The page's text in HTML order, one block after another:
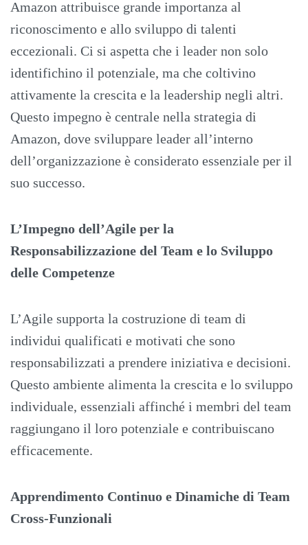
Amazon attribuisce grande importanza al
riconoscimento e allo sviluppo di talenti
eccezionali. Ci si aspetta che i leader non solo
identifichino il potenziale, ma che coltivino
attivamente la crescita e la leadership negli altri.
Questo impegno è centrale nella strategia di
Amazon, dove sviluppare leader all’interno
dell’organizzazione è considerato essenziale per il
suo successo.
L’Impegno dell’Agile per la
Responsabilizzazione del Team e lo Sviluppo
delle Competenze
L’Agile supporta la costruzione di team di
individui qualificati e motivati che sono
responsabilizzati a prendere iniziativa e decisioni.
Questo ambiente alimenta la crescita e lo sviluppo
individuale, essenziali affinché i membri del team
raggiungano il loro potenziale e contribuiscano
efficacemente.
Apprendimento Continuo e Dinamiche di Team
Cross-Funzionali